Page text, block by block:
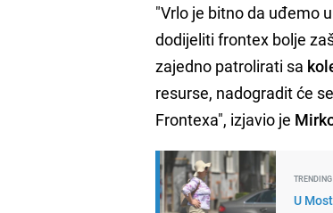
"Vrlo je bitno da uđemo
dodijeliti frontex bolje
zajedno patrolirati sa
resurse, nadogradit će
Frontexa", izjavio je
TRENDING
U